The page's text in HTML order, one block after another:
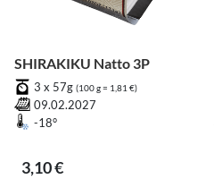
SHIRAKIKU Natto 3P
3 x 57g (100 g = 1,81 €)
09.02.2027
-18°
3,10 €